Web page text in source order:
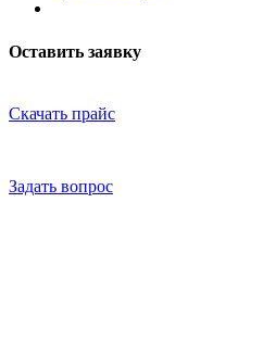
Оставить заявку
Скачать прайс
Задать вопрос